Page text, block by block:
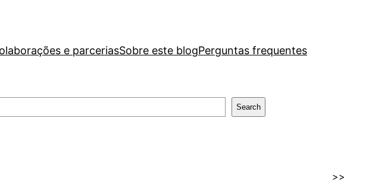
e parceriasSobre este blogPerguntas frequentes
Search
>>